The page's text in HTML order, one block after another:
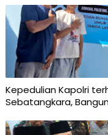
Kepedulian Kapolri
Sebatangkara,